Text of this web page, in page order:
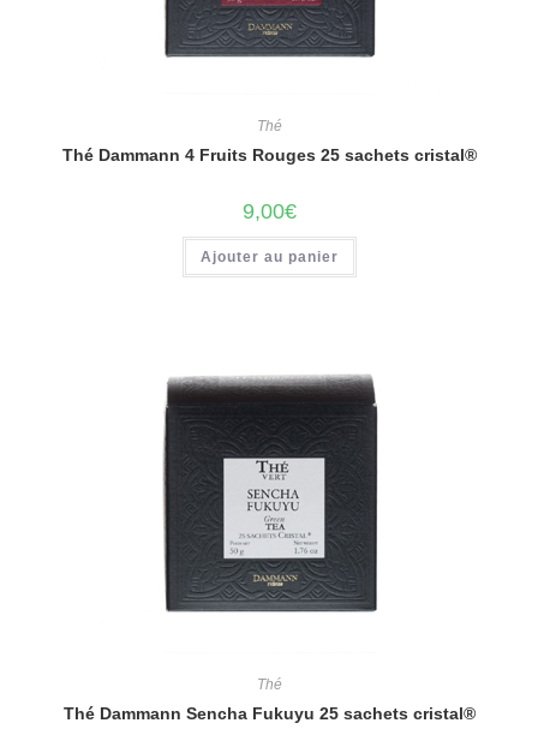
Thé
Thé Dammann 4 Fruits Rouges 25 sachets cristal®
9,00€
Ajouter au panier
Thé
Thé Dammann Sencha Fukuyu 25 sachets cristal®